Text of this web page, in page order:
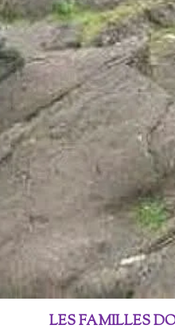
LES FAMILLES